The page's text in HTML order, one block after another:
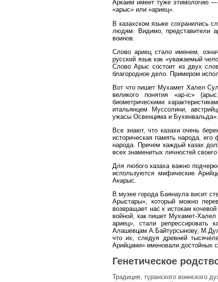
Аркаим имеет туже этимологию
«арыс» или «ариец».
В казахском языке сохранились
людям . Видимо, представители
воинов.
Слово ариец стало именем,
русский язык как «уважаемый
Слово Арыс состоит из двух
благородное дело. Примером
Вот что пишет Мухамет Халел
великого понятия «ар-iс»
биометрическими
итальянцем Муссолини,
ужасы Освенцима и Бухенвальда».
Все знают, что казахи очень
историческая память народа,
народа. Причем каждый казах
всех знаменитых личностей
Для любого казаха важно
используются мифические
Акарыс.
В музее города Баянаула висит
Арыстары», который можно
возвращает нас к истокам
войной, как пишет Мухамет-
ариец», стали репрессировать
Алашевцам А.Байтурсынову,
что их, следуя древней
Арийцами» именовали достойных
Генетическое
Традиция, туранского воинского